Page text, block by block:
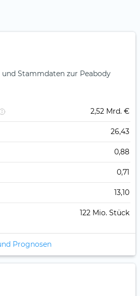
Stammdaten zur Peabody
2,52 Mrd. €
26,43
0,88
0,71
13,10
122 Mio. Stück
Prognosen